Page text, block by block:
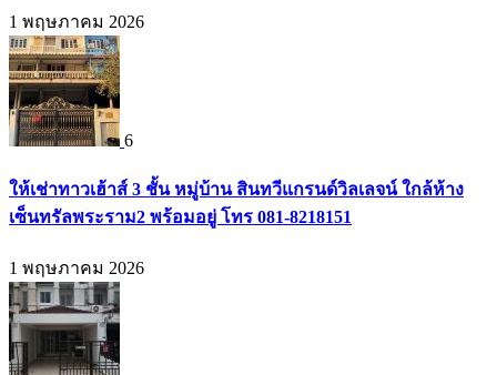
1 พฤษภาคม 2026
6
ให้เช่าทาวเฮ้าส์ 3 ชั้น หมู่บ้าน สินทวีแกรนด์วิลเลจน์ ใกล้ห้าง
เซ็นทรัลพระราม2 พร้อมอยู่ โทร 081-8218151
1 พฤษภาคม 2026